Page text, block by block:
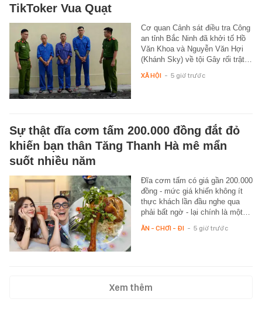
TikToker Vua Quạt
Cơ quan Cảnh sát điều tra Công
an tỉnh Bắc Ninh đã khởi tố Hồ
Văn Khoa và Nguyễn Văn Hợi
(Khánh Sky) về tội Gây rối trật…
XÃ HỘI - 5 giờ trước
Sự thật đĩa cơm tấm 200.000 đồng đắt đỏ
khiến bạn thân Tăng Thanh Hà mê mẩn
suốt nhiều năm
Đĩa cơm tấm có giá gần 200.000
đồng - mức giá khiến không ít
thực khách lần đầu nghe qua
phải bất ngờ - lại chính là một…
ĂN - CHƠI - ĐI - 5 giờ trước
Xem thêm